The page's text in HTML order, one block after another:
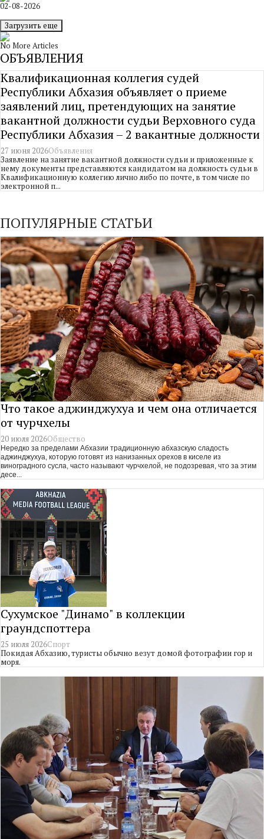
02-08-2026
Загрузить еще
No More Articles
ОБЪЯВЛЕНИЯ
Квалификационная коллегия судей
Республики Абхазия объявляет о приеме
заявлений лиц, претендующих на занятие
вакантной должности судьи Верховного суда
Республики Абхазия – 2 вакантные должности
27 июня 2026Объявления
Заявление на занятие вакантной должности судьи и приложенные к
нему документы представляются кандидатом на должность судьи в
Квалификационную коллегию лично либо по почте, в том числе по
электронной п...
ПОПУЛЯРНЫЕ СТАТЬИ
Что такое аджинджухуа и чем она отличается
от чурчхелы
20 июля 2026Общество
Нередко за пределами Абхазии традиционную абхазскую сладость
аджинджухуа, которую готовят из нанизанных орехов в киселе из
виноградного сусла, часто называют чурчхелой, не подозревая, что за этим
десе...
Сухумское "Динамо" в коллекции
граундспоттера
25 июля 2026Спорт
Покидая Абхазию, туристы обычно везут домой фотографии гор и
моря.